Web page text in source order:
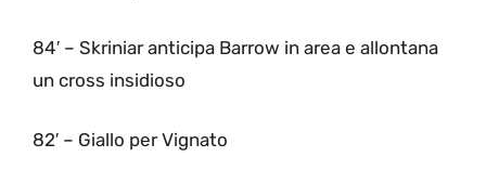
84′ – Skriniar anticipa Barrow in area e allontana
un cross insidioso
82′ – Giallo per Vignato